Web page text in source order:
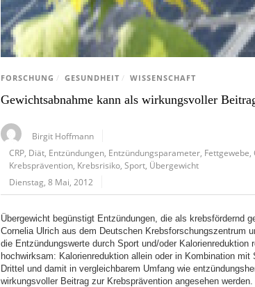
FORSCHUNG / GESUNDHEIT / WISSENSCHAFT
Gewichtsabnahme kann als wirkungsvoller
Birgit Hoffmann
CRP Diät Entzündungen Entzündungsparameter Fettgewebe ,
Krebsprävention Krebsrisiko ,Sport Übergewicht
Dienstag, 8 Mai, 2012
Übergewicht begünstigt Entzündungen, die als krebsfördernd
Cornelia Ulrich aus dem Deutschen Krebsforschungszentrum
die Entzündungswerte durch Sport und/oder
hochwirksam: Kalorienreduktion allein oder in Kombination
Drittel und damit in vergleichbarem Umfang wie
wirkungsvoller Beitrag zur Krebsprävention angesehen werden.